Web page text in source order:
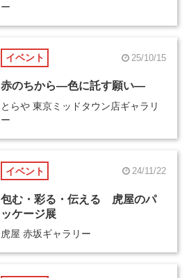
ー
イベント 25/10/15
赤のちから―色に託す願い―
とらや 東京ミッドタウン店ギャラリ
ー
イベント 24/11/22
包む・彩る・伝える 虎屋のパ
ッケージ展
虎屋 赤坂ギャラリー